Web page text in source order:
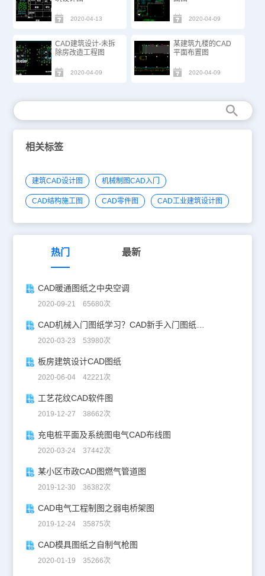
2020-04-13 2020-04-09
CAD建筑设计-未拆
除房改造工程图
2020-04-09
某建筑九楼的CAD
平面布置图
2020-04-09
相关标签
建筑CAD设计图 机械制图CAD入门
CAD结构施工图 CAD零件图 CAD工业建筑设计图
热门 最新
CAD暖通图纸之中央空调
2020-09-21 65680次
CAD机械入门图纸学习？CAD新手入门图纸练习
2020-03-23 53980次
板房建筑设计CAD图纸
2020-06-04 42221次
工艺花纹CAD软件图
2019-12-27 38662次
充电桩平面及系统图电气CAD布线图
2020-03-24 37442次
某小区市政CAD图燃气管道图
2019-12-30 36382次
CAD电气工程制图之弱电桥架图
2019-12-24 35875次
CAD模具图纸之自制气枪图
2020-01-19 35266次